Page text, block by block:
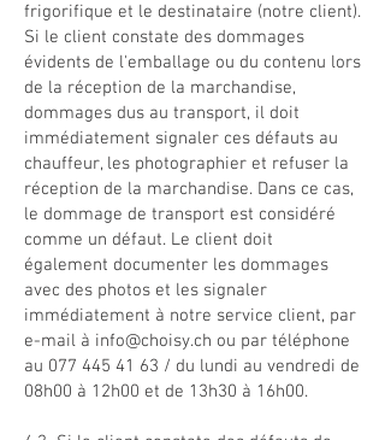
frigorifique et le destinataire (notre client).
Si le client constate des dommages
évidents de l'emballage ou du contenu lors
de la réception de la marchandise,
dommages dus au transport, il doit
immédiatement signaler ces défauts au
chauffeur, les photographier et refuser la
réception de la marchandise. Dans ce cas,
le dommage de transport est considéré
comme un défaut. Le client doit
également documenter les dommages
avec des photos et les signaler
immédiatement à notre service client, par
e-mail à info@choisy.ch ou par téléphone
au 077 445 41 63 / du lundi au vendredi de
08h00 à 12h00 et de 13h30 à 16h00.